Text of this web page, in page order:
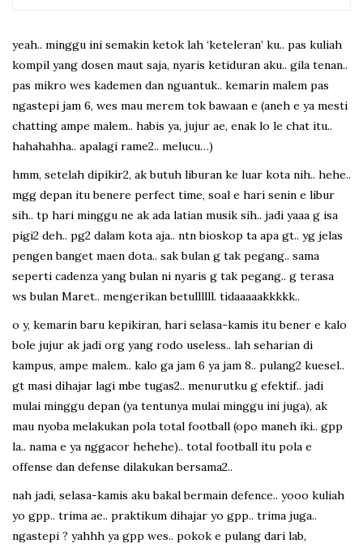
yeah.. minggu ini semakin ketok lah ‘keteleran’ ku.. pas kuliah
kompil yang dosen maut saja, nyaris ketiduran aku.. gila tenan..
pas mikro wes kademen dan nguantuk.. kemarin malem pas
ngastepi jam 6, wes mau merem tok bawaan e (aneh e ya mesti
chatting ampe malem.. habis ya, jujur ae, enak lo le chat itu..
hahahahha.. apalagi rame2.. melucu…)
hmm, setelah dipikir2, ak butuh liburan ke luar kota nih.. hehe..
mgg depan itu benere perfect time, soal e hari senin e libur
sih.. tp hari minggu ne ak ada latian musik sih.. jadi yaaa g isa
pigi2 deh.. pg2 dalam kota aja.. ntn bioskop ta apa gt.. yg jelas
pengen banget maen dota.. sak bulan g tak pegang.. sama
seperti cadenza yang bulan ni nyaris g tak pegang.. g terasa
ws bulan Maret.. mengerikan betullllll. tidaaaaakkkkk..
o y, kemarin baru kepikiran, hari selasa-kamis itu bener e kalo
bole jujur ak jadi org yang rodo useless.. lah seharian di
kampus, ampe malem.. kalo ga jam 6 ya jam 8.. pulang2 kuesel..
gt masi dihajar lagi mbe tugas2.. menurutku g efektif.. jadi
mulai minggu depan (ya tentunya mulai minggu ini juga), ak
mau nyoba melakukan pola total football (opo maneh iki.. gpp
la.. nama e ya nggacor hehehe).. total football itu pola e
offense dan defense dilakukan bersama2..
nah jadi, selasa-kamis aku bakal bermain defence.. yooo kuliah
yo gpp.. trima ae.. praktikum dihajar yo gpp.. trima juga..
ngastepi ? yahhh ya gpp wes.. pokok e pulang dari lab,